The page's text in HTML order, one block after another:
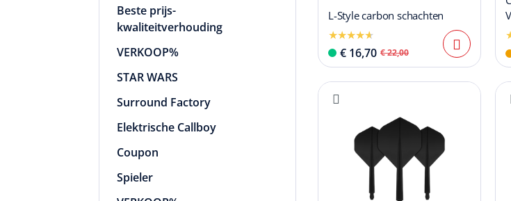
Beste prijs-
kwaliteitverhouding
VERKOOP%
STAR WARS
Surround Factory
Elektrische Callboy
Coupon
Spieler
L-Style carbon schachten
€ 16,70 € 22,00